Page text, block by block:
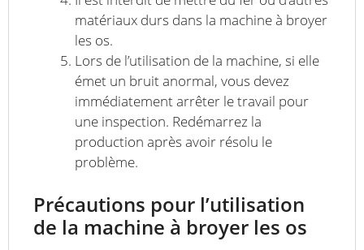
matériaux durs dans la machine à broyer
les os.
Lors de l’utilisation de la machine, si elle
émet un bruit anormal, vous devez
immédiatement arrêter le travail pour
une inspection. Redémarrez la
production après avoir résolu le
problème.
Précautions pour l’utilisation
de la machine à broyer les os